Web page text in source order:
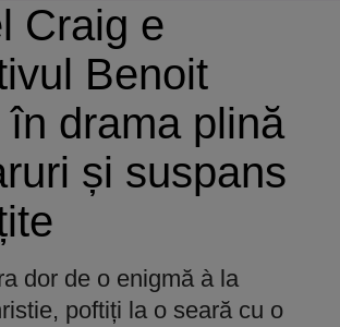
Craig e
Benoit
în drama plină
și suspans
dor de o enigmă à la
poftiți la o seară cu o